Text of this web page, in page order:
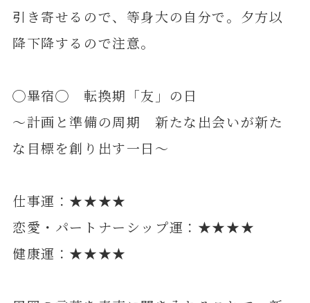
引き寄せるので、等身大の自分で。夕方以
降下降するので注意。
◯畢宿◯ 転換期「友」の日
～計画と準備の周期 新たな出会いが新た
な目標を創り出す一日～
仕事運：★★★★
恋愛・パートナーシップ運：★★★★
健康運：★★★★